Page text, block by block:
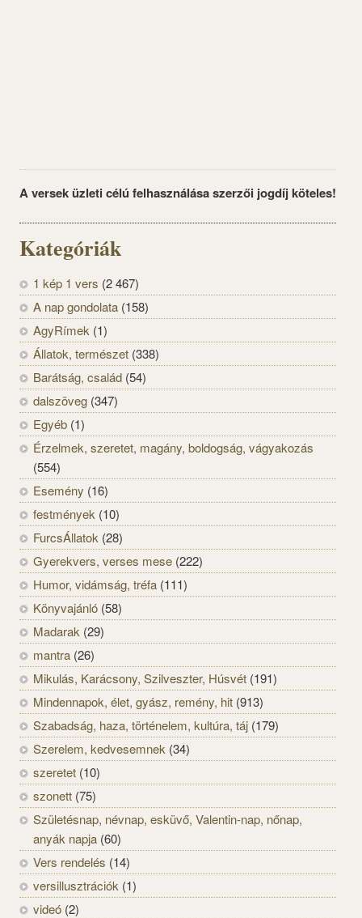
A versek üzleti célú felhasználása szerzői jogdíj köteles!
Kategóriák
1 kép 1 vers (2 467)
A nap gondolata (158)
AgyRímek (1)
Állatok, természet (338)
Barátság, család (54)
dalszöveg (347)
Egyéb (1)
Érzelmek, szeretet, magány, boldogság, vágyakozás
(554)
Esemény (16)
festmények (10)
FurcsÁllatok (28)
Gyerekvers, verses mese (222)
Humor, vidámság, tréfa (111)
Könyvajánló (58)
Madarak (29)
mantra (26)
Mikulás, Karácsony, Szilveszter, Húsvét (191)
Mindennapok, élet, gyász, remény, hit (913)
Szabadság, haza, történelem, kultúra, táj (179)
Szerelem, kedvesemnek (34)
szeretet (10)
szonett (75)
Születésnap, névnap, esküvő, Valentin-nap, nőnap,
anyák napja (60)
Vers rendelés (14)
versillusztrációk (1)
videó (2)